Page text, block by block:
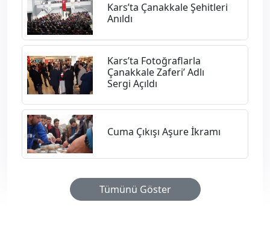
​Kars’ta Çanakkale Şehitleri
Anıldı
​Kars’ta Fotoğraflarla
Çanakkale Zaferi’ Adlı
Sergi Açıldı
​Cuma Çıkışı Aşure İkramı
Tümünü Göster